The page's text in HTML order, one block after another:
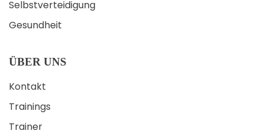
Selbstverteidigung
Gesundheit
ÜBER UNS
Kontakt
Trainings
Trainer